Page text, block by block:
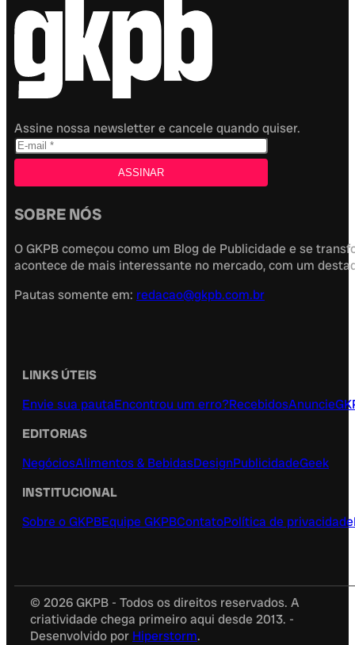
Assine nossa newsletter e cancele quando quiser.
SOBRE NÓS
O GKPB começou como um Blog de Publicidade e se
acontece de mais interessante no mercado, com um
Pautas somente em: redacao@gkpb.com.br
LINKS ÚTEIS
Envie sua pautaEncontrou um erro?RecebidosAnuncie
EDITORIAS
NegóciosAlimentos & BebidasDesignPublicidadeGeek
INSTITUCIONAL
Sobre o GKPBEquipe GKPBContatoPolítica de privacidade
© 2026 GKPB - Todos os direitos reservados. A
criatividade chega primeiro aqui desde 2013. -
Desenvolvido por Hiperstorm.